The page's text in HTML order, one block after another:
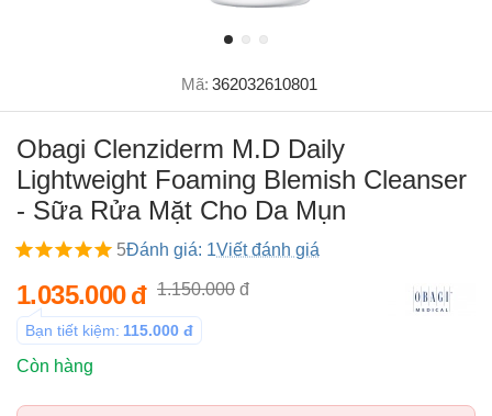
Mã: 362032610801
Obagi Clenziderm M.D Daily
Lightweight Foaming Blemish Cleanser
- Sữa Rửa Mặt Cho Da Mụn
5Đánh giá: 1Viết đánh giá
1.035.000đ 1.150.000 đ
Bạn tiết kiệm: 115.000 đ
Còn hàng